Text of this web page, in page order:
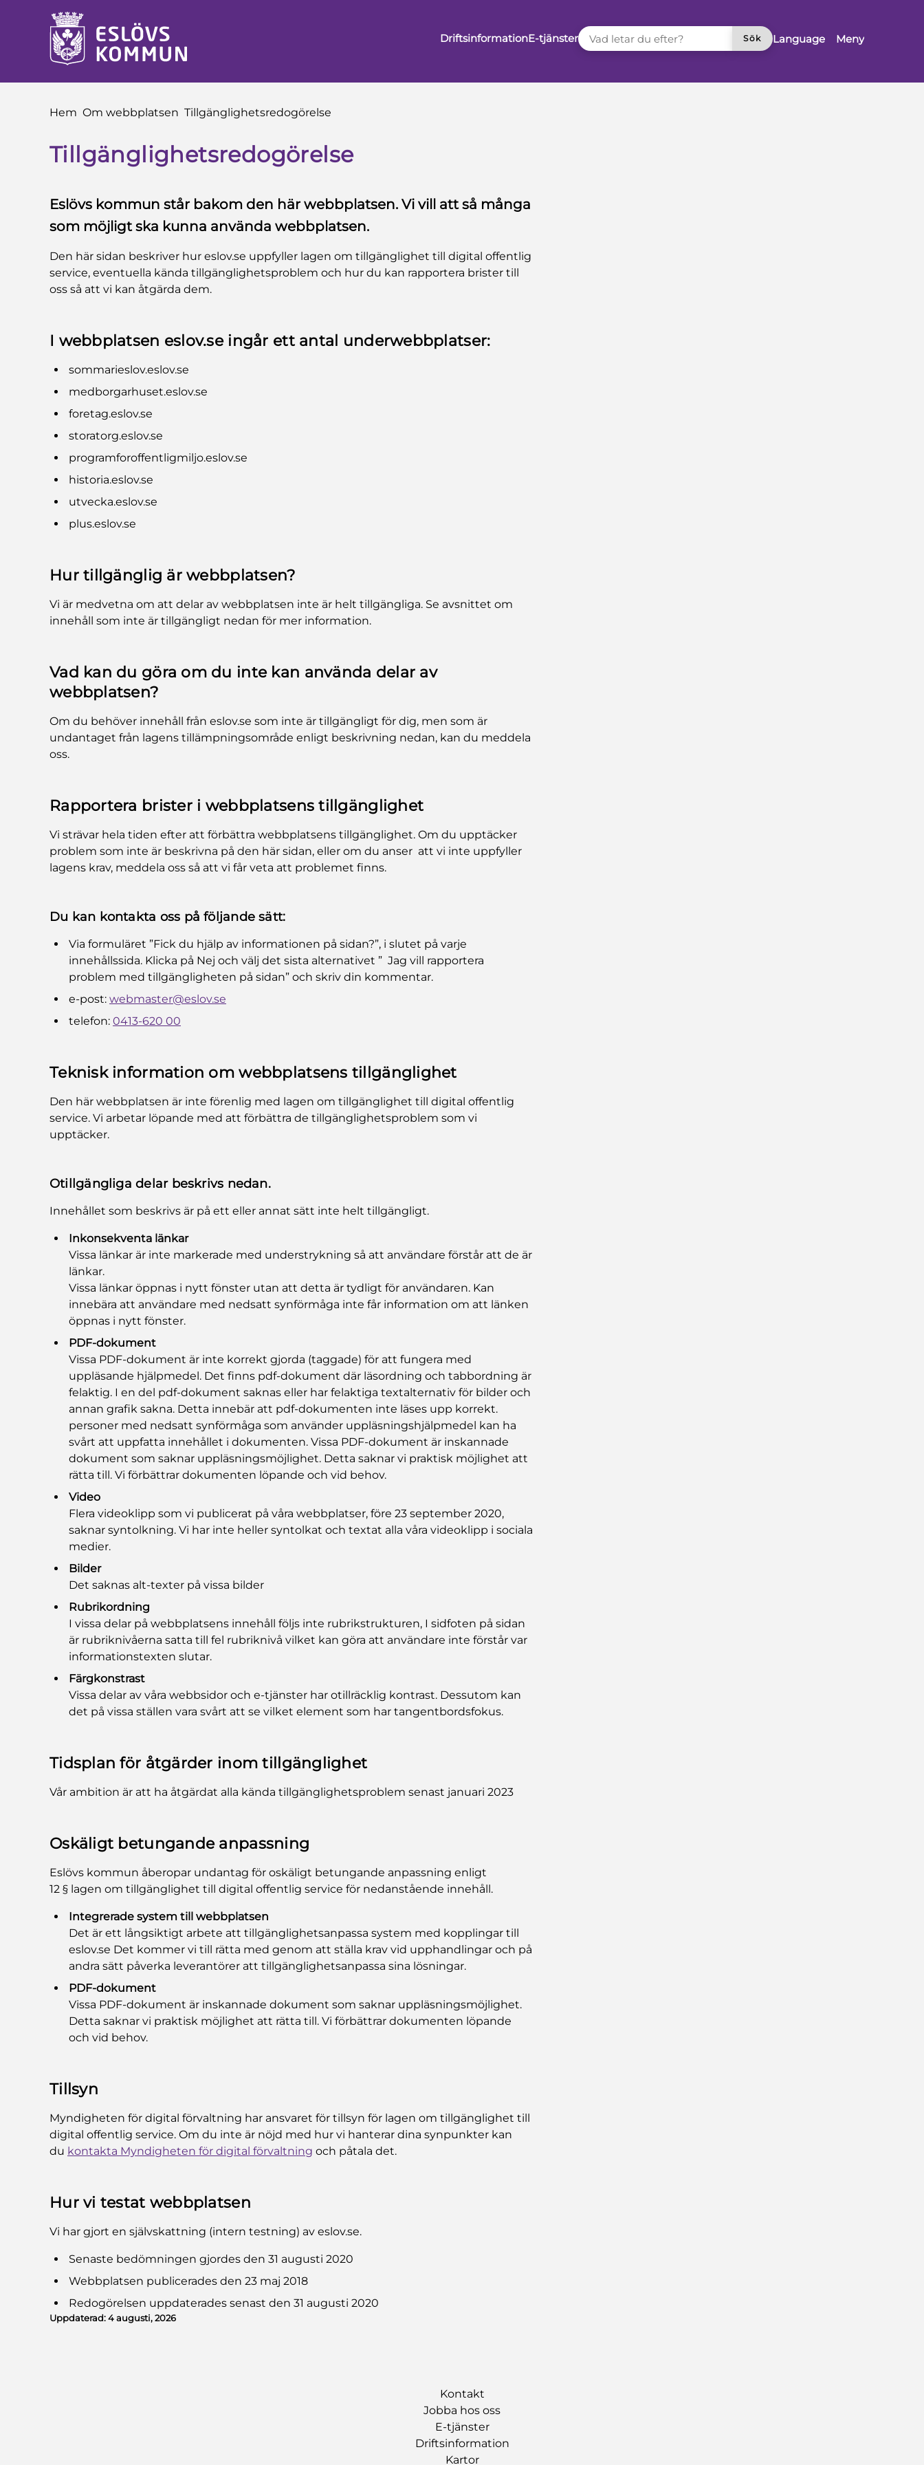
till innehåll
DriftsinformationE-tjänster
VAD LETAR DU EFTER?
Sök
Language Meny
Du är här:
Hem Om webbplatsen Tillgänglighetsredogörelse
Tillgänglighetsredogörelse
Eslövs kommun står bakom den här webbplatsen. Vi vill att så många
som möjligt ska kunna använda webbplatsen.
Den här sidan beskriver hur eslov.se uppfyller lagen om tillgänglighet till digital offentlig
service, eventuella kända tillgänglighetsproblem och hur du kan rapportera brister till
oss så att vi kan åtgärda dem.
I webbplatsen eslov.se ingår ett antal underwebbplatser:
sommarieslov.eslov.se
medborgarhuset.eslov.se
foretag.eslov.se
storatorg.eslov.se
programforoffentligmiljo.eslov.se
historia.eslov.se
utvecka.eslov.se
plus.eslov.se
Hur tillgänglig är webbplatsen?
Vi är medvetna om att delar av webbplatsen inte är helt tillgängliga. Se avsnittet om
innehåll som inte är tillgängligt nedan för mer information.
Vad kan du göra om du inte kan använda delar av
webbplatsen?
Om du behöver innehåll från eslov.se som inte är tillgängligt för dig, men som är
undantaget från lagens tillämpningsområde enligt beskrivning nedan, kan du meddela
oss.
Rapportera brister i webbplatsens tillgänglighet
Vi strävar hela tiden efter att förbättra webbplatsens tillgänglighet. Om du upptäcker
problem som inte är beskrivna på den här sidan, eller om du anser att vi inte uppfyller
lagens krav, meddela oss så att vi får veta att problemet finns.
Du kan kontakta oss på följande sätt:
Via formuläret ”Fick du hjälp av informationen på sidan?”, i slutet på varje
innehållssida. Klicka på Nej och välj det sista alternativet ” Jag vill rapportera
problem med tillgängligheten på sidan” och skriv din kommentar.
e-post: webmaster@eslov.se
telefon: 0413-620 00
Teknisk information om webbplatsens tillgänglighet
Den här webbplatsen är inte förenlig med lagen om tillgänglighet till digital offentlig
service. Vi arbetar löpande med att förbättra de tillgänglighetsproblem som vi
upptäcker.
Otillgängliga delar beskrivs nedan.
Innehållet som beskrivs är på ett eller annat sätt inte helt tillgängligt.
Inkonsekventa länkar
Vissa länkar är inte markerade med understrykning så att användare förstår att de är
länkar.
Vissa länkar öppnas i nytt fönster utan att detta är tydligt för användaren. Kan
innebära att användare med nedsatt synförmåga inte får information om att länken
öppnas i nytt fönster.
PDF-dokument
Vissa PDF-dokument är inte korrekt gjorda (taggade) för att fungera med
uppläsande hjälpmedel. Det finns pdf-dokument där läsordning och tabbordning är
felaktig. I en del pdf-dokument saknas eller har felaktiga textalternativ för bilder och
annan grafik sakna. Detta innebär att pdf-dokumenten inte läses upp korrekt.
personer med nedsatt synförmåga som använder uppläsningshjälpmedel kan ha
svårt att uppfatta innehållet i dokumenten. Vissa PDF-dokument är inskannade
dokument som saknar uppläsningsmöjlighet. Detta saknar vi praktisk möjlighet att
rätta till. Vi förbättrar dokumenten löpande och vid behov.
Video
Flera videoklipp som vi publicerat på våra webbplatser, före 23 september 2020,
saknar syntolkning. Vi har inte heller syntolkat och textat alla våra videoklipp i sociala
medier.
Bilder
Det saknas alt-texter på vissa bilder
Rubrikordning
I vissa delar på webbplatsens innehåll följs inte rubrikstrukturen, I sidfoten på sidan
är rubriknivåerna satta till fel rubriknivå vilket kan göra att användare inte förstår var
informationstexten slutar.
Färgkonstrast
Vissa delar av våra webbsidor och e-tjänster har otillräcklig kontrast. Dessutom kan
det på vissa ställen vara svårt att se vilket element som har tangentbordsfokus.
Tidsplan för åtgärder inom tillgänglighet
Vår ambition är att ha åtgärdat alla kända tillgänglighetsproblem senast januari 2023
Oskäligt betungande anpassning
Eslövs kommun åberopar undantag för oskäligt betungande anpassning enligt
12 § lagen om tillgänglighet till digital offentlig service för nedanstående innehåll.
Integrerade system till webbplatsen
Det är ett långsiktigt arbete att tillgänglighetsanpassa system med kopplingar till
eslov.se Det kommer vi till rätta med genom att ställa krav vid upphandlingar och på
andra sätt påverka leverantörer att tillgänglighetsanpassa sina lösningar.
PDF-dokument
Vissa PDF-dokument är inskannade dokument som saknar uppläsningsmöjlighet.
Detta saknar vi praktisk möjlighet att rätta till. Vi förbättrar dokumenten löpande
och vid behov.
Tillsyn
Myndigheten för digital förvaltning har ansvaret för tillsyn för lagen om tillgänglighet till
digital offentlig service. Om du inte är nöjd med hur vi hanterar dina synpunkter kan
du kontakta Myndigheten för digital förvaltning och påtala det.
Hur vi testat webbplatsen
Vi har gjort en självskattning (intern testning) av eslov.se.
Senaste bedömningen gjordes den 31 augusti 2020
Webbplatsen publicerades den 23 maj 2018
Redogörelsen uppdaterades senast den 31 augusti 2020
Uppdaterad:4 augusti, 2026
Kontakt
Jobba hos oss
E-tjänster
Driftsinformation
Kartor